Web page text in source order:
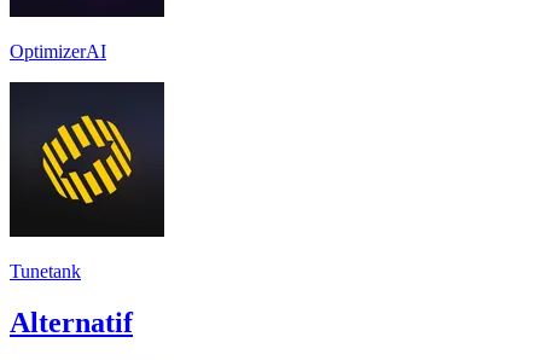
OptimizerAI
Tunetank
Alternatif